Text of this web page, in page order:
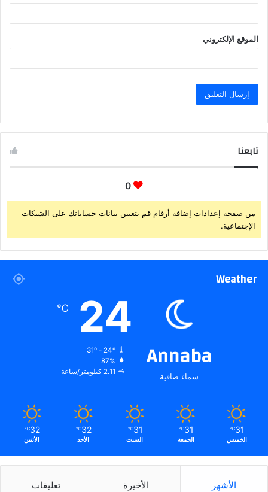
الموقع الإلكتروني
تابعنا
0
من صفحة إعدادات إضافة أرقام قم بتعيين بيانات حساباتك على الشبكات
الإجتماعية.
Weather
Annaba
سماء صافية
24
℃
31º - 24º
87%
2.11 كيلومتر/ساعة
31
℃
الخميس
31
℃
الجمعة
31
℃
السبت
32
℃
الأحد
32
℃
الأثنين
الأشهر الأخيرة تعليقات